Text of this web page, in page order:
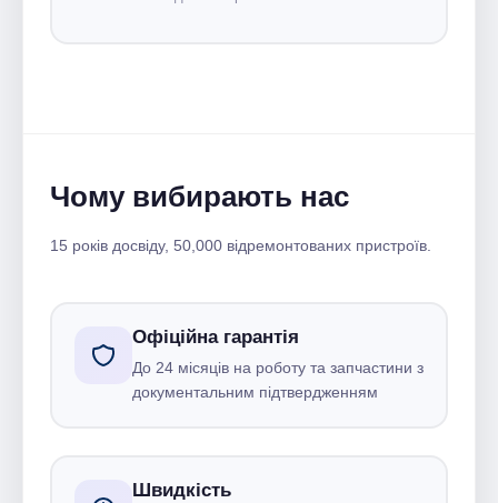
Чому вибирають нас
15 років досвіду, 50,000 відремонтованих пристроїв.
Офіційна гарантія
До 24 місяців на роботу та запчастини з
документальним підтвердженням
Швидкість